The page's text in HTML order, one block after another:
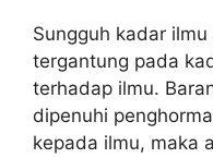
Sungguh kadar
tergantung pada
terhadap ilmu.
dipenuhi
kepada ilmu, maka